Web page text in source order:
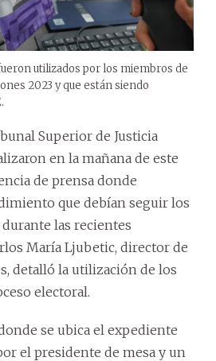
utilizados por los miembros de
2023 y que están siendo
Superior de Justicia
en la mañana de este
de prensa donde
que debían seguir los
las recientes
María Ljubetic, director de
detalló la utilización de los
electoral.
se ubica el expediente
el presidente de mesa y un